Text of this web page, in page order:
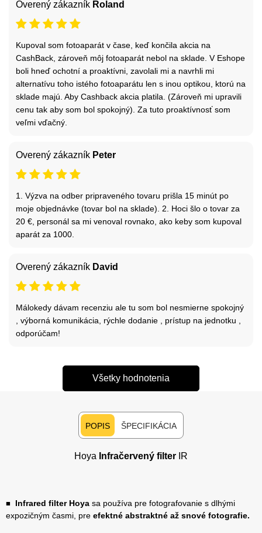
Overený zákazník Roland
Kupoval som fotoaparát v čase, keď končila akcia na
CashBack, zároveň môj fotoaparát nebol na sklade. V Eshope
boli hneď ochotní a proaktívni, zavolali mi a navrhli mi
alternatívu toho istého fotoaparátu len s inou optikou, ktorú na
sklade majú. Aby Cashback akcia platila. (Zároveň mi upravili
cenu tak aby som bol spokojný). Za tuto proaktívnosť som
veľmi vďačný.
Overený zákazník Peter
1. Výzva na odber pripraveného tovaru prišla 15 minút po
moje objednávke (tovar bol na sklade). 2. Hoci šlo o tovar za
20 €, personál sa mi venoval rovnako, ako keby som kupoval
aparát za 1000.
Overený zákazník David
Málokedy dávam recenziu ale tu som bol nesmierne spokojný
, výborná komunikácia, rýchle dodanie , prístup na jednotku ,
odporúčam!
Všetky hodnotenia
POPIS ŠPECIFIKÁCIA
Hoya Infračervený filter IR
■ Infrared filter Hoya sa používa pre fotografovanie s dlhými
expozičným časmi, pre efektné abstraktné až snové fotografie.